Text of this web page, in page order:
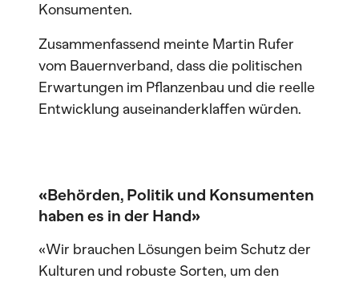
Konsumenten.
Zusammenfassend meinte Martin Rufer
vom Bauernverband, dass die politischen
Erwartungen im Pflanzenbau und die reelle
Entwicklung auseinanderklaffen würden.
«Behörden, Politik und Konsumenten
haben es in der Hand»
«Wir brauchen Lösungen beim Schutz der
Kulturen und robuste Sorten, um den